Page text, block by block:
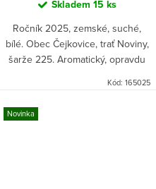
Skladem 15 ks
Ročník 2025, zemské, suché,
bílé. Obec Čejkovice, trať Noviny,
šarže 225. Aromatický, opravdu
0,3 g/l zbytkového cukru.
Kód: 165025
Novinka